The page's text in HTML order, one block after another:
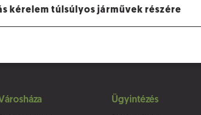
kérelem túlsúlyos járművek részére
Ügyintézés